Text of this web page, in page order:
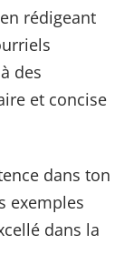
rédigeant
des
et concise
dans ton
exemples
dans la